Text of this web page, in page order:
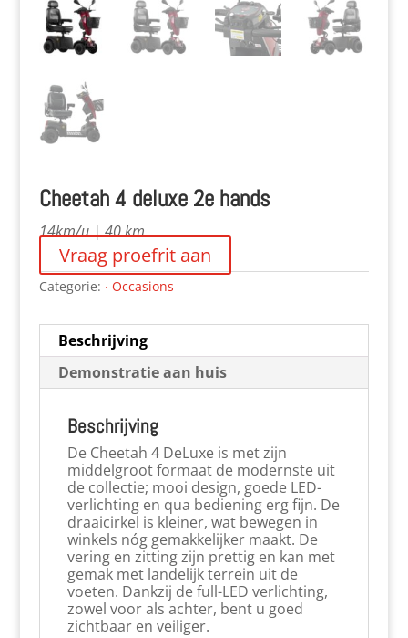
Cheetah 4 deluxe 2e hands
14km/u | 40 km
Vraag proefrit aan
Categorie: ∙ Occasions
Beschrijving
Demonstratie aan huis
Beschrijving
De Cheetah 4 DeLuxe is met zijn
middelgroot formaat de modernste uit
de collectie; mooi design, goede LED-
verlichting en qua bediening erg fijn. De
draaicirkel is kleiner, wat bewegen in
winkels nóg gemakkelijker maakt. De
vering en zitting zijn prettig en kan met
gemak met landelijk terrein uit de
voeten. Dankzij de full-LED verlichting,
zowel voor als achter, bent u goed
zichtbaar en veiliger.